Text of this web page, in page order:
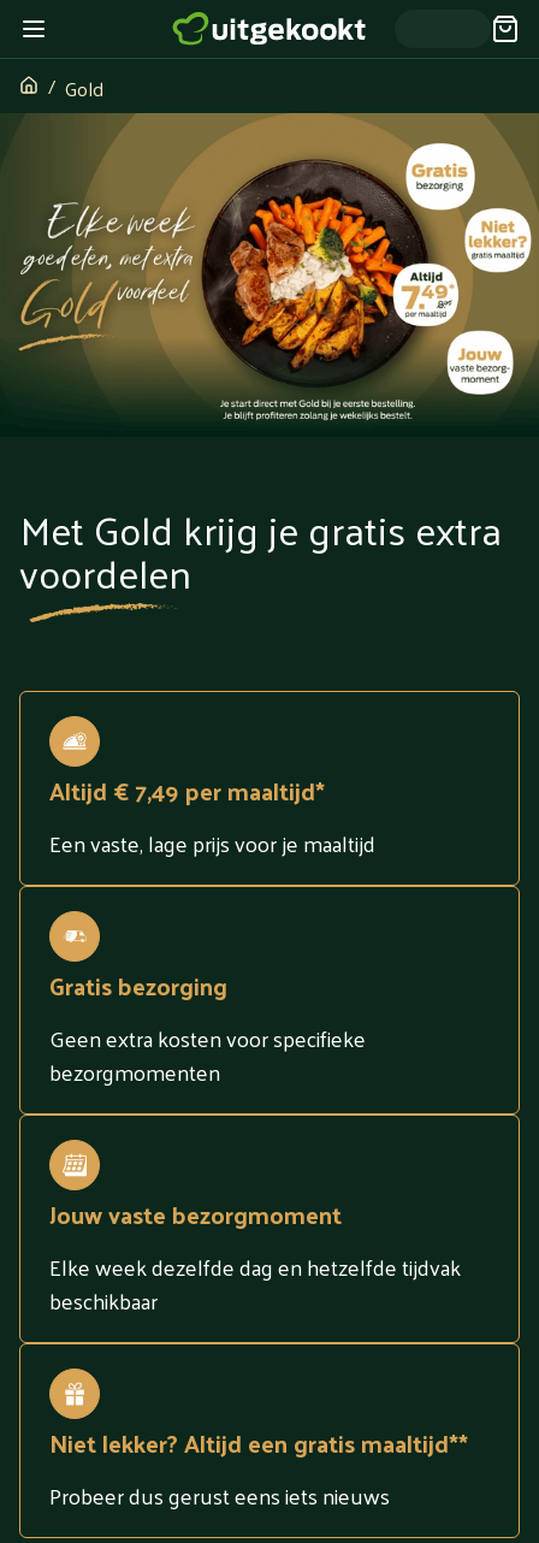
Gold
Met Gold krijg je gratis extra
voordelen
Altijd € 7,49 per maaltijd*
Een vaste, lage prijs voor je maaltijd
Gratis bezorging
Geen extra kosten voor specifieke
bezorgmomenten
Jouw vaste bezorgmoment
Elke week dezelfde dag en hetzelfde tijdvak
beschikbaar
Niet lekker? Altijd een gratis maaltijd**
Probeer dus gerust eens iets nieuws